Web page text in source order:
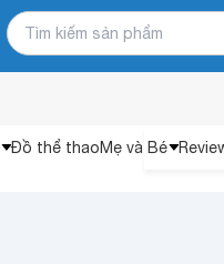
Đồ thể thaoMẹ và Bé